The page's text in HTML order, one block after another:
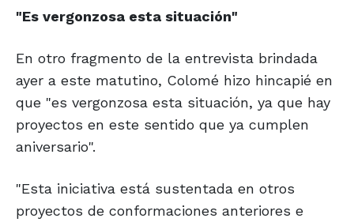
"Es vergonzosa esta situación"
En otro fragmento de la entrevista brindada
ayer a este matutino, Colomé hizo hincapié en
que "es vergonzosa esta situación, ya que hay
proyectos en este sentido que ya cumplen
aniversario".
"Esta iniciativa está sustentada en otros
proyectos de conformaciones anteriores e